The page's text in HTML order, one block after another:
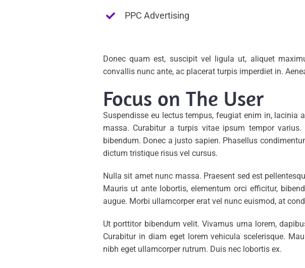
PPC Advertising
Donec quam est, suscipit vel ligula ut, aliquet
convallis nunc ante, ac placerat turpis imperdiet in.
Focus on The User
Suspendisse eu lectus tempus, feugiat enim in, lacinia
massa. Curabitur a turpis vitae ipsum tempor
bibendum. Donec a justo sapien. Phasellus
dictum tristique risus vel cursus.
Nulla sit amet nunc massa. Praesent sed est
Mauris ut ante lobortis, elementum orci efficitur,
augue. Morbi ullamcorper erat vel nunc euismod, at
Ut porttitor bibendum velit. Vivamus urna lorem,
Curabitur in diam eget lorem vehicula scelerisque.
nibh eget ullamcorper rutrum. Duis nec lobortis ex.